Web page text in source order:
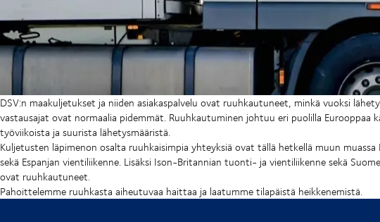
DSV:n maakuljetukset ja niiden asiakaspalvelu ovat ruuhkautuneet, minkä vuoksi
vastausajat ovat normaalia pidemmät. Ruuhkautuminen johtuu eri puolilla Eurooppaa
työviikoista ja suurista lähetysmääristä.
Kuljetusten läpimenon osalta ruuhkaisimpia yhteyksiä ovat tällä hetkellä muun
sekä Espanjan vientiliikenne. Lisäksi Ison-Britannian tuonti- ja vientiliikenne sekä
ovat ruuhkautuneet.
Pahoittelemme ruuhkasta aiheutuvaa haittaa ja laatumme tilapäistä heikkenemistä.